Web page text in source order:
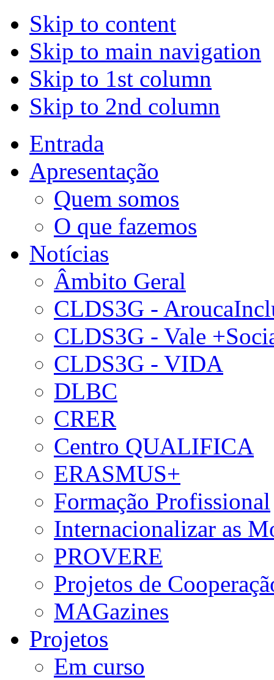
Skip to content
Skip to main navigation
Skip to 1st column
Skip to 2nd column
Entrada
Apresentação
Quem somos
O que fazemos
Notícias
Âmbito Geral
CLDS3G -
CLDS3G - Vale
CLDS3G - VIDA
DLBC
CRER
Centro QUALIFICA
ERASMUS+
Formação Profissional
Internacionalizar as
PROVERE
Projetos de
MAGazines
Projetos
Em curso